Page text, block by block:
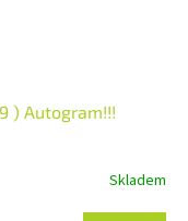
) Autogram!!!
Skladem